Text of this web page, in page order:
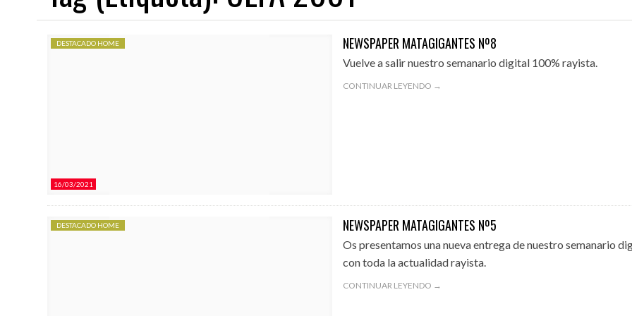
EL RAYO B 2026/27 COMIENZA EN EL EXILIO
01/08/2026
¡QUE OS DEN MORCILLA!
31/07/2026
16/03/2021
DESTACADO HOME NEWSPAPER MATAGIGANTES Nº8
Vuelve a salir nuestro semanario digital 100% rayista.
CONTINUAR LEYENDO →
DESTACADO HOME NEWSPAPER MATAGIGANTES Nº5
Os presentamos una nueva entrega de nuestro semanario
con toda la actualidad rayista.
CONTINUAR LEYENDO →